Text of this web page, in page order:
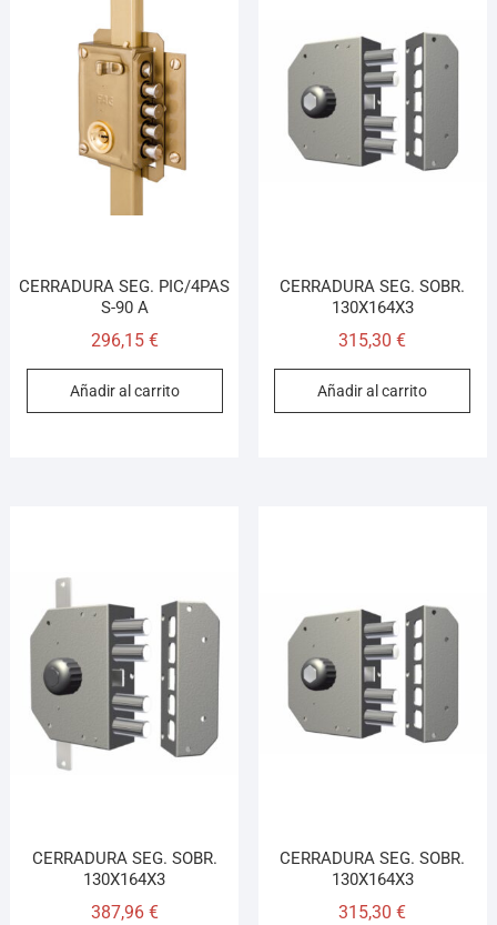
CERRADURA SEG. PIC/4PAS
S-90 A
296,15 €
Añadir al carrito
CERRADURA SEG. SOBR.
130X164X3
315,30€
Añadir al carrito
CERRADURA SEG. SOBR.
130X164X3
387,96 €
CERRADURA SEG. SOBR.
130X164X3
315,30€